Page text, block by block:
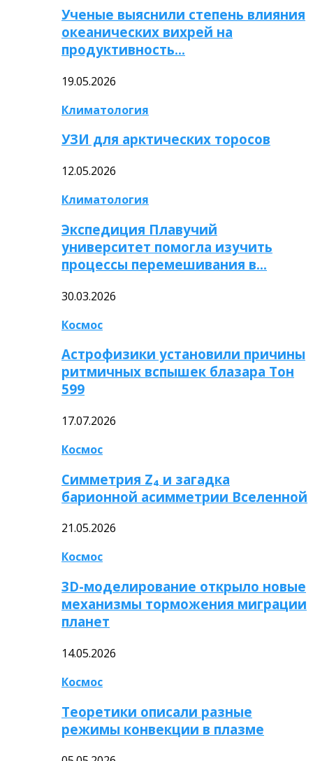
Ученые выяснили степень влияния
океанических вихрей на
продуктивность…
19.05.2026
Климатология
УЗИ для арктических торосов
12.05.2026
Климатология
Экспедиция Плавучий
университет помогла изучить
процессы перемешивания в…
30.03.2026
Космос
Астрофизики установили причины
ритмичных вспышек блазара Тон
599
17.07.2026
Космос
Симметрия Z₄ и загадка
барионной асимметрии Вселенной
21.05.2026
Космос
3D-моделирование открыло новые
механизмы торможения миграции
планет
14.05.2026
Космос
Теоретики описали разные
режимы конвекции в плазме